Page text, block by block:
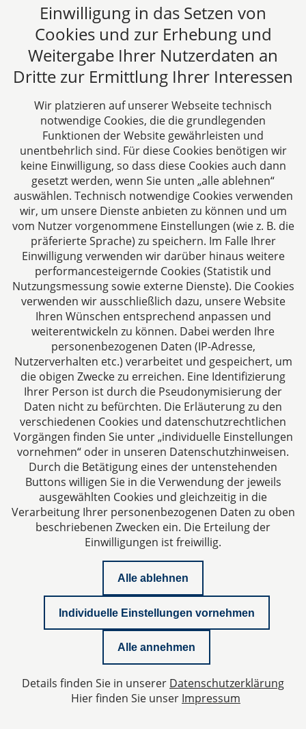
Fax: +49 241 94621-111
E-Mail:
kanzlei@dhk-law.com
Über uns
DH&K ist Ihre erfahrene Wirtschaftskanzlei aus
Aachen. Wir denken unternehmerisch und
verstehen uns als Full-Service-Dienstleister. Rechts-
und Steuerberatung auf höchstem Niveau in einer
persönlichen Beratungs- und Arbeitsatmosphäre
sind die Zielsetzungen unserer täglichen Arbeit.
Folgen Sie uns auf
Das europäische Kanzlei-Netzwerk
Impressum
Datenschutzerklärung
Newsletter
Datenschutzeinstellungen
Einwilligung in das Setzen von
Cookies und zur Erhebung und
Weitergabe Ihrer Nutzerdaten an
Dritte zur Ermittlung Ihrer Interessen
Wir platzieren auf unserer Webseite technisch
notwendige Cookies, die die grundlegenden
Funktionen der Website gewährleisten und
unentbehrlich sind. Für diese Cookies benötigen wir
keine Einwilligung, so dass diese Cookies auch dann
gesetzt werden, wenn Sie unten „alle ablehnen“
auswählen. Technisch notwendige Cookies verwenden
wir, um unsere Dienste anbieten zu können und um
vom Nutzer vorgenommene Einstellungen (wie z. B. die
präferierte Sprache) zu speichern. Im Falle Ihrer
Einwilligung verwenden wir darüber hinaus weitere
performancesteigernde Cookies (Statistik und
Nutzungsmessung sowie externe Dienste). Die Cookies
verwenden wir ausschließlich dazu, unsere Website
Ihren Wünschen entsprechend anpassen und
weiterentwickeln zu können. Dabei werden Ihre
personenbezogenen Daten (IP-Adresse,
Nutzerverhalten etc.) verarbeitet und gespeichert, um
die obigen Zwecke zu erreichen. Eine Identifizierung
Ihrer Person ist durch die Pseudonymisierung der
Daten nicht zu befürchten. Die Erläuterung zu den
verschiedenen Cookies und datenschutzrechtlichen
Vorgängen finden Sie unter „individuelle Einstellungen
vornehmen“ oder in unseren Datenschutzhinweisen.
Durch die Betätigung eines der untenstehenden
Buttons willigen Sie in die Verwendung der jeweils
ausgewählten Cookies und gleichzeitig in die
Verarbeitung Ihrer personenbezogenen Daten zu oben
beschriebenen Zwecken ein. Die Erteilung der
Einwilligungen ist freiwillig.
Alle ablehnen
Individuelle Einstellungen vornehmen
Alle annehmen
Details finden Sie in unserer Datenschutzerklärung
Hier finden Sie unser Impressum